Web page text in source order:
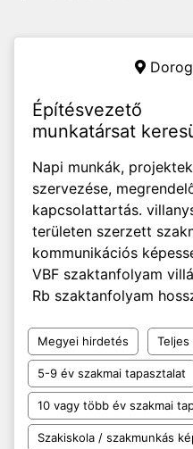
Építésvezető
munkatársat
Napi munkák, projektek
szervezése,
kapcsolattartás.
területen szerzett
kommunikációs
VBF szaktanfolyam
Rb szaktanfolyam
Megyei hirdetés Teljes
5-9 év szakmai tapasztalat
10 vagy több év szakmai
Szakiskola / szakmunkás